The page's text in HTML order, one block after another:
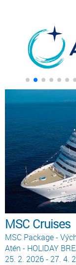
MSC Cruises
MSC Package -
Atén - HOLIDAY
25. 2. 2026 - 27. 4.